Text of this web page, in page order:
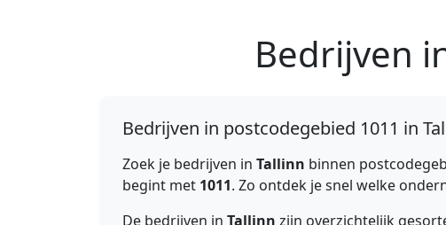
Bedrijven
Bedrijven in postcodegebied 1011 in
Zoek je bedrijven in Tallinn binnen
begint met 1011. Zo ontdek je snel welke
De bedrijven in Tallinn zijn overzichtelijk